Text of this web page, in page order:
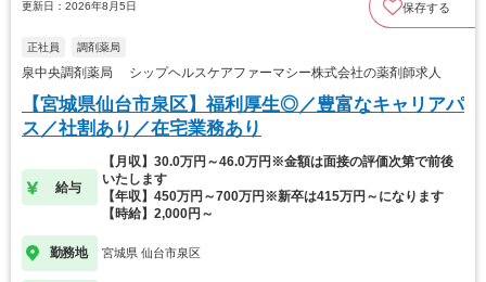
更新日：2026年8月5日 保存する
正社員 調剤薬局
泉中央調剤薬局 シップヘルスケアファーマシー株式会社の薬剤師求人
【宮城県仙台市泉区】福利厚生◎／豊富なキャリアパ
ス／社割あり／在宅業務あり
給与
【月収】30.0万円～46.0万円※金額は面接の評価次第で前後
いたします
【年収】450万円～700万円※新卒は415万円～になります
【時給】2,000円～
勤務地 宮城県 仙台市泉区